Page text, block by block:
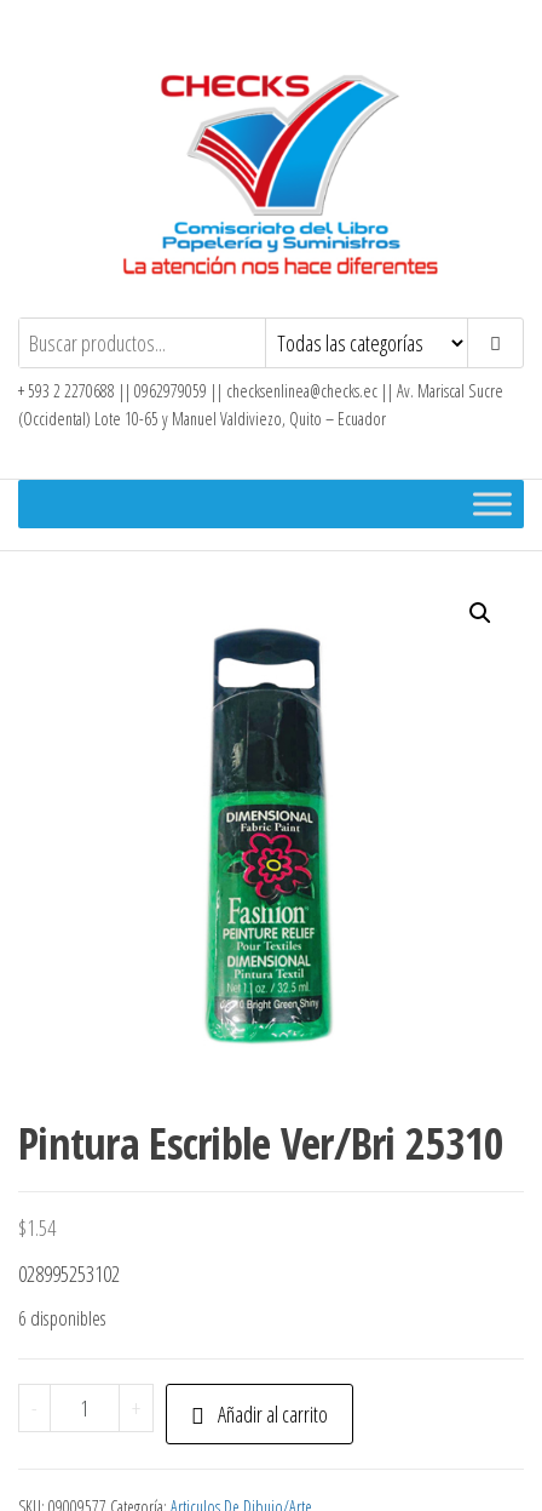
Checks – Tienda en Línea
+ 593 2 2270688 || 0962979059 || checksenlinea@checks.ec || Av. Mariscal Sucre
(Occidental) Lote 10-65 y Manuel Valdiviezo, Quito – Ecuador
Pintura Escrible Ver/Bri 25310
$1.54
028995253102
6 disponibles
-
Pintura
Escrible
25310
+ Añadir al carrito
SKU: 09009577 Categoría: Articulos De Dibujo/Arte